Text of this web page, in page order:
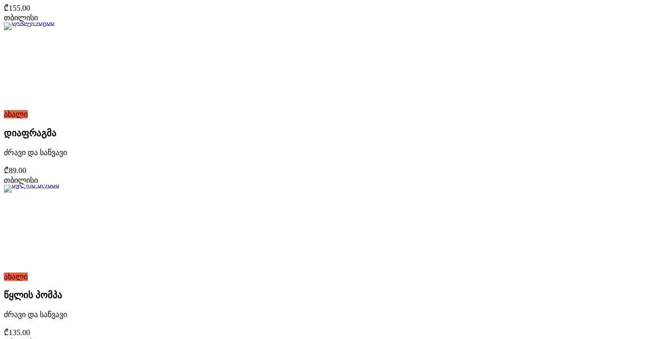
₾155.00
თბილისი
ახალი
დიაფრაგმა
ძრავი და საწვავი
₾89.00
თბილისი
ახალი
წყლის პომპა
ძრავი და საწვავი
₾135.00